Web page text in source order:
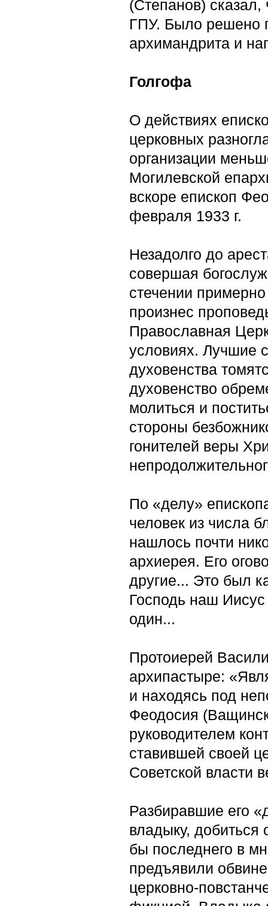
(Степанов)
ГПУ. Было решено
архимандрита и
Голгофа
О действиях
церковных
организации
Могилевской
вскоре епископ
февраля 1933 г.
Незадолго до
совершая
стечении
произнес
Православная
условиях. Лучшие
духовенства
духовенство
молиться и
стороны
гонителей веры
По «делу»
человек из числа
нашлось почти
архиерея. Его
другие... Это был
Господь наш
один...
Протоиерей
архипастыре:
и находясь под
Феодосия
руководителем
ставившей своей
Советской власти
Разбиравшие его
владыку, добиться
бы последнего в
предъявили
церковно-